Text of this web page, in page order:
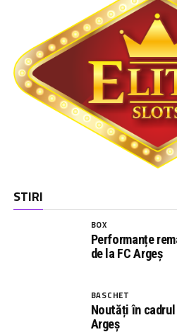
STIRI
BOX
Performanțe
de la FC Argeș
BASCHET
Noutăți în
Argeș